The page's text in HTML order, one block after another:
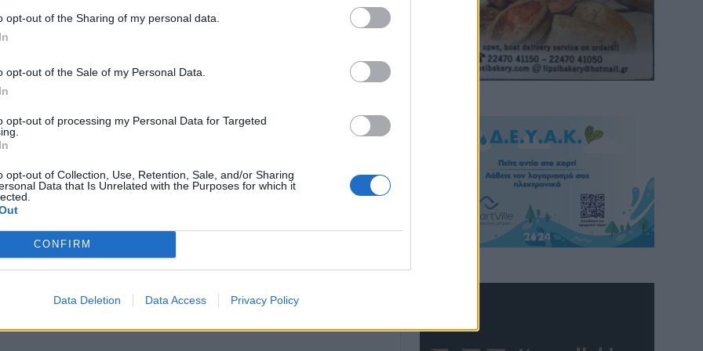
opt-out of the Sharing of my personal data.
opt-out of the Sale of my Personal Data.
opt-out of processing my Personal Data for Targeted
opt-out of Collection, Use, Retention, Sale, and/or Sharing
Data that Is Unrelated with the Purposes for which it
CONFIRM
Data Deletion Data Access Privacy Policy
Δημήτριου Μάλλιου και τη συμμετοχή των
Πούπουζα και Χαράλαμπου Καλογήρου.
του Αστυνομικού Διευθυντή και στην υπηρεσία
Θέμης Καλαμάτας.
Αντιστράτηγου Δημήτριου Μάλλιου,
της Ελληνικής Αστυνομίας και στην Α’
ως διευθυντής ο κ. Κωνσταντίνος
ακολουθήσουν τις προσεχείς ημέρες.